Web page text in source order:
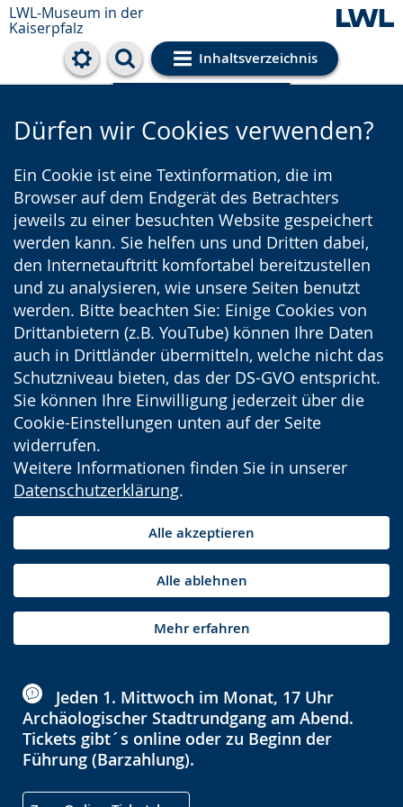
LWL-Museum in der
Kaiserpfalz
Inhaltsverzeichnis
Cookie-Einstellungen
Dürfen wir Cookies verwenden?
Ein Cookie ist eine Textinformation, die im
Browser auf dem Endgerät des Betrachters
jeweils zu einer besuchten Website gespeichert
werden kann. Sie helfen uns und Dritten dabei,
den Internetauftritt komfortabel bereitzustellen
und zu analysieren, wie unsere Seiten benutzt
werden. Bitte beachten Sie: Einige Cookies von
Drittanbietern (z.B. YouTube) können Ihre Daten
auch in Drittländer übermitteln, welche nicht das
Schutzniveau bieten, das der DS-GVO entspricht.
Sie können Ihre Einwilligung jederzeit über die
Cookie-Einstellungen unten auf der Seite
widerrufen.
Weitere Informationen finden Sie in unserer
Datenschutzerklärung.
Alle akzeptieren
Alle ablehnen
Mehr erfahren
Jeden 1. Mittwoch im Monat, 17 Uhr
Archäologischer Stadtrundgang am Abend.
Tickets gibt´s online oder zu Beginn der
Führung (Barzahlung).